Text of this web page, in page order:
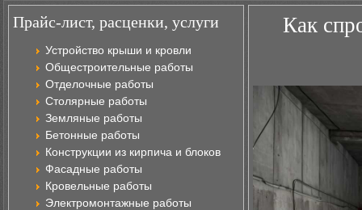
Прайс-лист, расценки, услуги
Устройство крыши и кровли
Общестроительные работы
Отделочные работы
Столярные работы
Земляные работы
Бетонные работы
Конструкции из кирпича и блоков
Фасадные работы
Кровельные работы
Электромонтажные работы
Как